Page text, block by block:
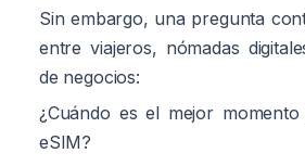
Sin embargo, una pregunta
entre viajeros, nómadas
de negocios:
¿Cuándo es el mejor
eSIM?